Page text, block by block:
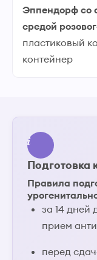
Эппендорф со
средой
пластиковый
контейнер
Подготовка
Правила
за 14 дней
прием
перед